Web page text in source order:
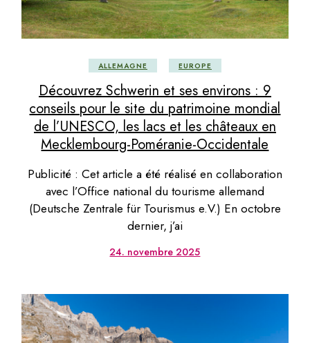
ALLEMAGNE EUROPE
Découvrez Schwerin et ses environs : 9
conseils pour le site du patrimoine mondial
de l’UNESCO, les lacs et les châteaux en
Mecklembourg-Poméranie-Occidentale
Publicité : Cet article a été réalisé en collaboration
avec l’Office national du tourisme allemand
(Deutsche Zentrale für Tourismus e.V.) En octobre
dernier, j’ai
24. novembre 2025